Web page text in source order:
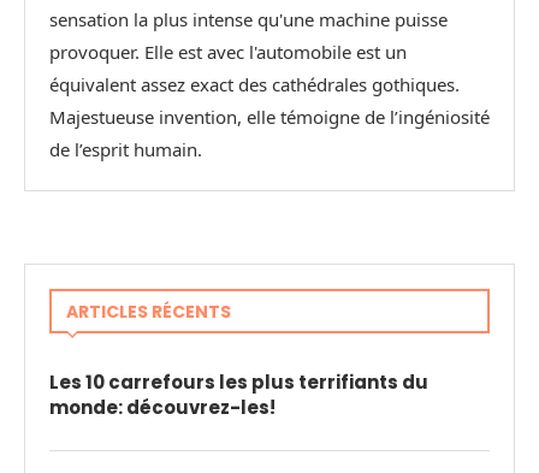
sensation la plus intense qu'une machine puisse
provoquer. Elle est avec l'automobile est un
équivalent assez exact des cathédrales gothiques.
Majestueuse invention, elle témoigne de l’ingéniosité
de l’esprit humain.
ARTICLES RÉCENTS
Les 10 carrefours les plus terrifiants du
monde: découvrez-les!